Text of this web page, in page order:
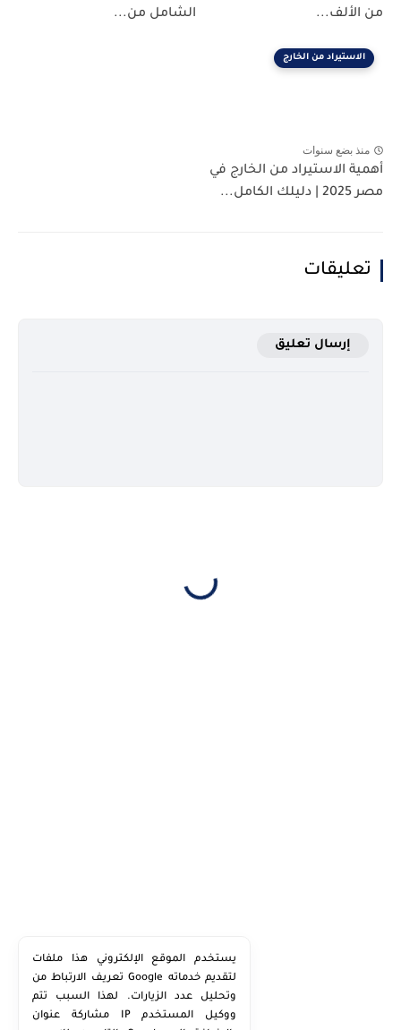
من الألف...
الشامل من...
الاستيراد من الخارج
منذ بضع سنوات
أهمية الاستيراد من الخارج في
مصر 2025 | دليلك الكامل...
تعليقات
إرسال تعليق
يستخدم الموقع الإلكتروني هذا ملفات
تعريف الارتباط من Google لتقديم خدماته
وتحليل عدد الزيارات. لهذا السبب تتم
مشاركة عنوان IP ووكيل المستخدم